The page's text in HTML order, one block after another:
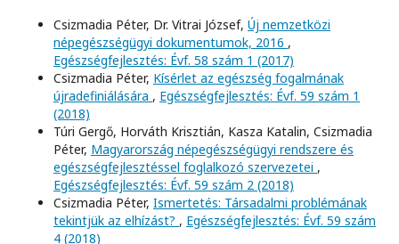
Csizmadia Péter, Dr. Vitrai József, Új nemzetközi
népegészségügyi dokumentumok, 2016 ,
Egészségfejlesztés: Évf. 58 szám 1 (2017)
Csizmadia Péter, Kísérlet az egészség fogalmának
újradefiniálására , Egészségfejlesztés: Évf. 59 szám 1
(2018)
Túri Gergő, Horváth Krisztián, Kasza Katalin, Csizmadia
Péter, Magyarország népegészségügyi rendszere és
egészségfejlesztéssel foglalkozó szervezetei ,
Egészségfejlesztés: Évf. 59 szám 2 (2018)
Csizmadia Péter, Ismertetés: Társadalmi problémának
tekintjük az elhízást? , Egészségfejlesztés: Évf. 59 szám
4 (2018)